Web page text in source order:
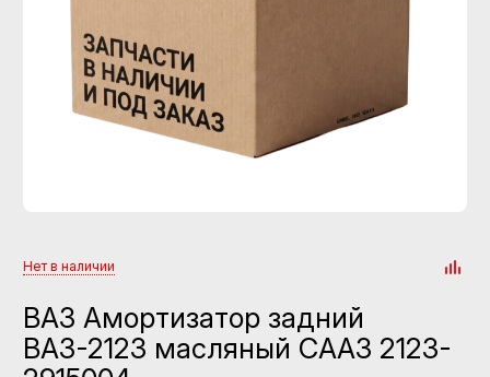
Нет в наличии
ВАЗ Амортизатор задний
ВАЗ-2123 масляный СААЗ 2123-